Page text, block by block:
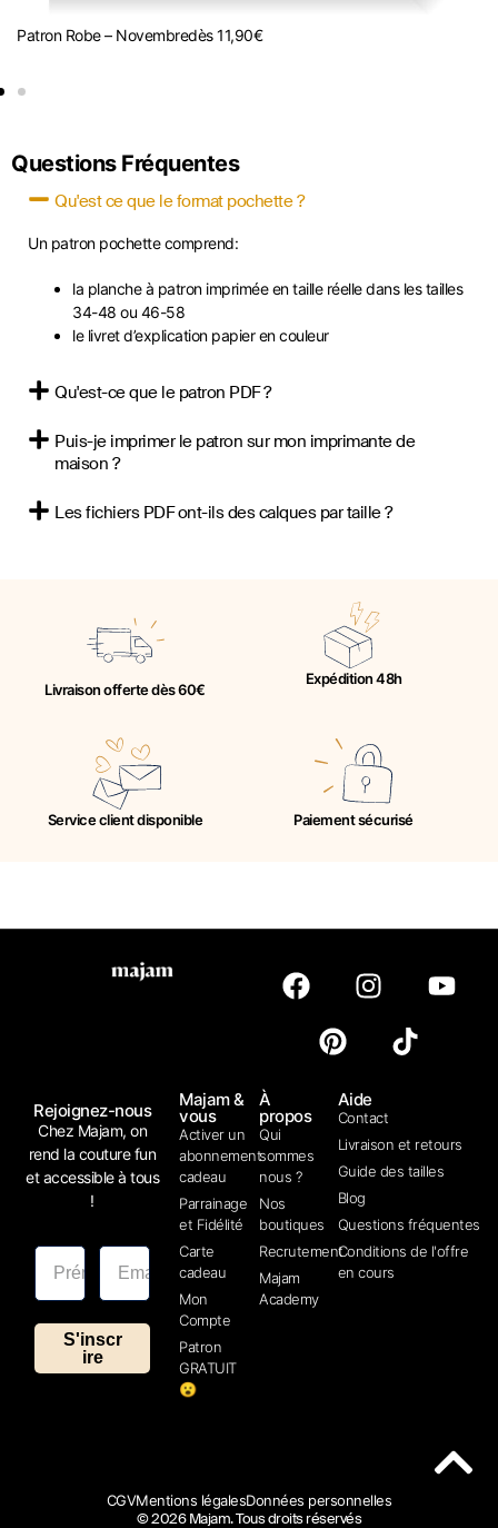
Patron Robe – Novembredès11,90€
Questions Fréquentes
Qu'est ce que le format pochette ?
Un patron pochette comprend:
la planche à patron imprimée en taille réelle dans les tailles
34-48 ou 46-58
le livret d’explication papier en couleur
Qu'est-ce que le patron PDF ?
Puis-je imprimer le patron sur mon imprimante de
maison ?
Les fichiers PDF ont-ils des calques par taille ?
Livraison offerte dès 60€
Expédition 48h
Service client disponible Paiement sécurisé
Aide
Contact
Livraison et retours
Guide des tailles
Blog
Questions fréquentes
Conditions de l'offre
en cours
À
propos
Qui
sommes
nous ?
Nos
boutiques
Recrutement
Majam
Academy
Majam &
vous
Activer un
abonnement
cadeau
Parrainage
et Fidélité
Carte
cadeau
Mon
Compte
Patron
GRATUIT
😮
Rejoignez-nous
Chez Majam, on
rend la couture fun
et accessible à tous
!
S'inscr
ire
© 2026 Majam. Tous droits réservés
CGVMentions légalesDonnées personnelles